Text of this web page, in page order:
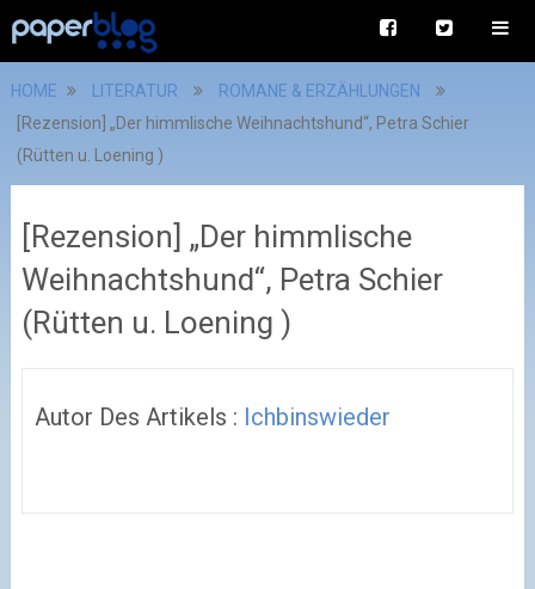
HOME LITERATUR
ROMANE & ERZÄHLUNGEN
[Rezension] „Der himmlische Weihnachtshund“, Petra Schier
(Rütten u. Loening )
[Rezension] „Der himmlische
Weihnachtshund“, Petra Schier
(Rütten u. Loening )
Autor Des Artikels : Ichbinswieder